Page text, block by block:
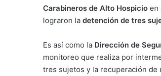
Carabineros de Alto Hospicio en
lograron la detención de tres
Es así como la Dirección de
monitoreo que realiza por
tres sujetos y la recuperación de